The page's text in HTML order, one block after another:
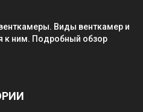
Виды венткамер и
к ним. Подробный обзор